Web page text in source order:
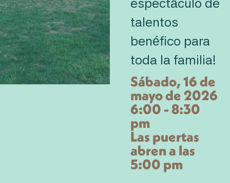
espectáculo de
talentos
benéfico para
toda la familia!
Sábado, 16 de
mayo de 2026
6:00 - 8:30
pm
Las puertas
abren a las
5:00 pm